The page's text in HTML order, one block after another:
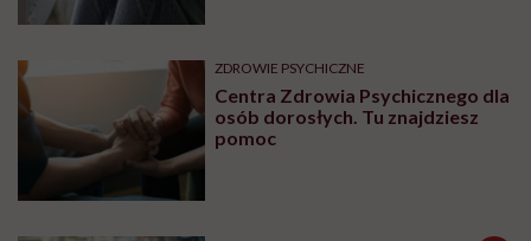
ZDROWIE PSYCHICZNE
Centra Zdrowia Psychicznego dla
osób dorosłych. Tu znajdziesz
pomoc